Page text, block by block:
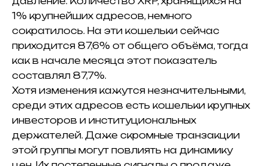
1% крупнейших адресов, немного
сократилось. На эти кошельки сейчас
приходится 87,6% от общего объёма, тогда
как в начале месяца этот показатель
составлял 87,7%.
Хотя изменения кажутся незначительными,
среди этих адресов есть кошельки крупных
инвесторов и институциональных
держателей. Даже скромные транзакции
этой группы могут повлиять на динамику